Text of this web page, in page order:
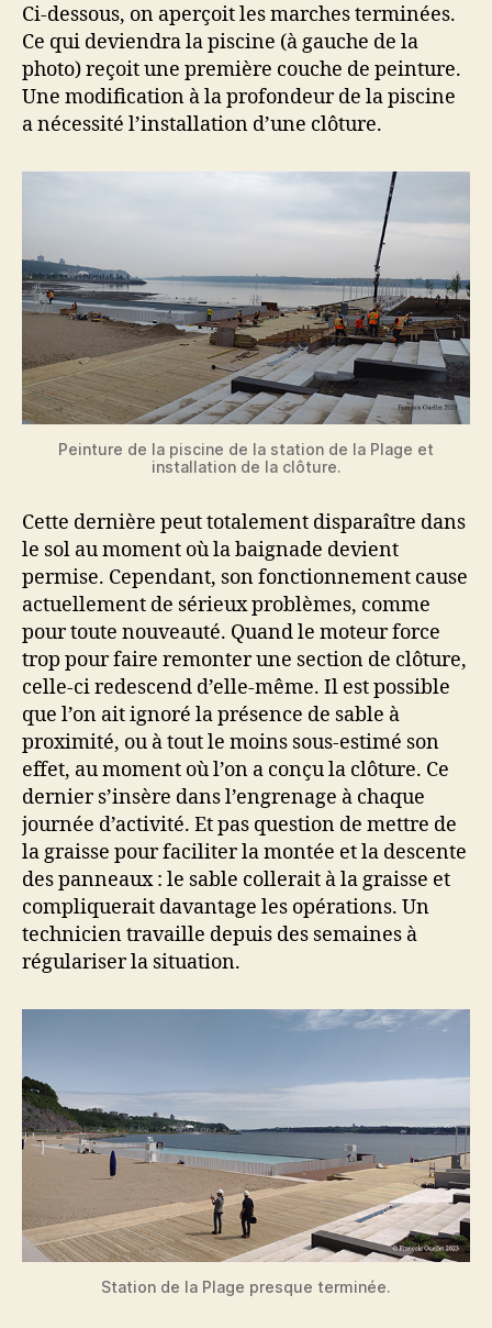
Ci-dessous, on aperçoit les marches terminées.
Ce qui deviendra la piscine (à gauche de la
photo) reçoit une première couche de peinture.
Une modification à la profondeur de la piscine
a nécessité l’installation d’une clôture.
Peinture de la piscine de la station de la Plage et
installation de la clôture.
Cette dernière peut totalement disparaître dans
le sol au moment où la baignade devient
permise. Cependant, son fonctionnement cause
actuellement de sérieux problèmes, comme
pour toute nouveauté. Quand le moteur force
trop pour faire remonter une section de clôture,
celle-ci redescend d’elle-même. Il est possible
que l’on ait ignoré la présence de sable à
proximité, ou à tout le moins sous-estimé son
effet, au moment où l’on a conçu la clôture. Ce
dernier s’insère dans l’engrenage à chaque
journée d’activité. Et pas question de mettre de
la graisse pour faciliter la montée et la descente
des panneaux : le sable collerait à la graisse et
compliquerait davantage les opérations. Un
technicien travaille depuis des semaines à
régulariser la situation.
Station de la Plage presque terminée.